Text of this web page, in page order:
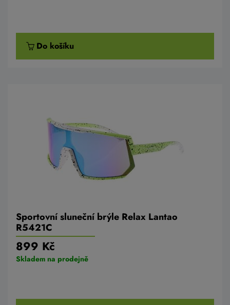
Do košíku
Sportovní sluneční brýle Relax Lantao
R5421C
899 Kč
Skladem na prodejně